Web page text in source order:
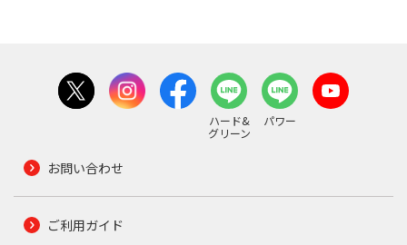
ハード&
グリーン
パワー
お問い合わせ
ご利用ガイド